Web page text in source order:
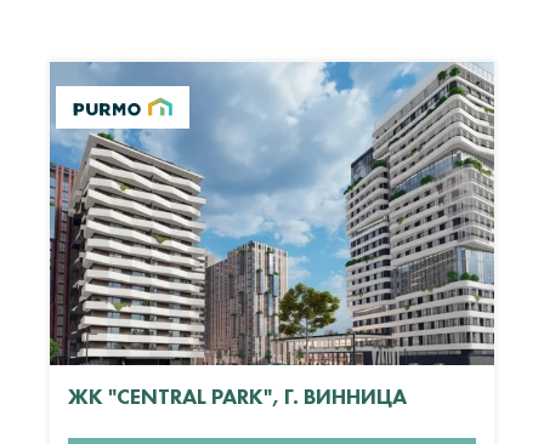
ЖК "CENTRAL PARK", Г. ВИННИЦА